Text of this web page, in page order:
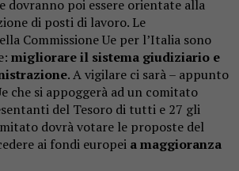
dovranno poi essere orientate alla
di posti di lavoro. Le
Commissione Ue per l’Italia sono
migliorare il sistema giudiziario e
. A vigilare ci sarà – appunto
che si appoggerà ad un comitato
del Tesoro di tutti e 27 gli
dovrà votare le proposte del
ai fondi europei a maggioranza